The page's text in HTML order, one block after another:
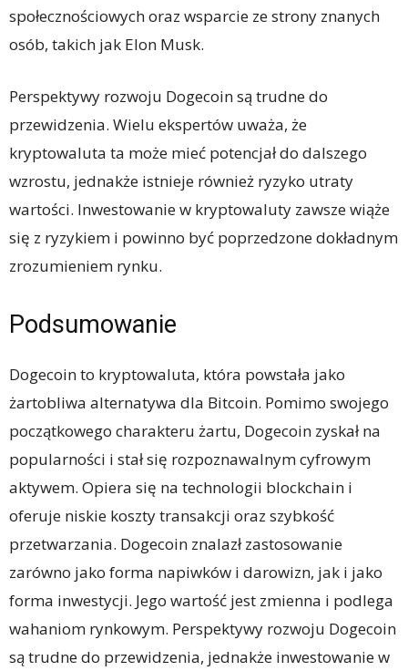
społecznościowych oraz wsparcie ze strony znanych
osób, takich jak Elon Musk.
Perspektywy rozwoju Dogecoin są trudne do
przewidzenia. Wielu ekspertów uważa, że
kryptowaluta ta może mieć potencjał do dalszego
wzrostu, jednakże istnieje również ryzyko utraty
wartości. Inwestowanie w kryptowaluty zawsze wiąże
się z ryzykiem i powinno być poprzedzone dokładnym
zrozumieniem rynku.
Podsumowanie
Dogecoin to kryptowaluta, która powstała jako
żartobliwa alternatywa dla Bitcoin. Pomimo swojego
początkowego charakteru żartu, Dogecoin zyskał na
popularności i stał się rozpoznawalnym cyfrowym
aktywem. Opiera się na technologii blockchain i
oferuje niskie koszty transakcji oraz szybkość
przetwarzania. Dogecoin znalazł zastosowanie
zarówno jako forma napiwków i darowizn, jak i jako
forma inwestycji. Jego wartość jest zmienna i podlega
wahaniom rynkowym. Perspektywy rozwoju Dogecoin
są trudne do przewidzenia, jednakże inwestowanie w